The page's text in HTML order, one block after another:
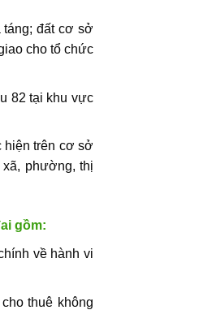
táng; đất cơ sở
cho tổ chức
82 tại khu vực
hiện trên cơ sở
xã, phường, thị
gồm:
về hành vi
thuê không